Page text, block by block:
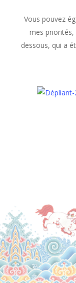
Vous pou­vez
mes pri­or­ités,
dessous, qui a